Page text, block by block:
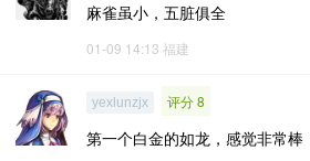
麻雀虽小，五脏俱全
01-09 14:13 福建
yexlunzjx 评分 8
第一个白金的如龙，感觉非常棒